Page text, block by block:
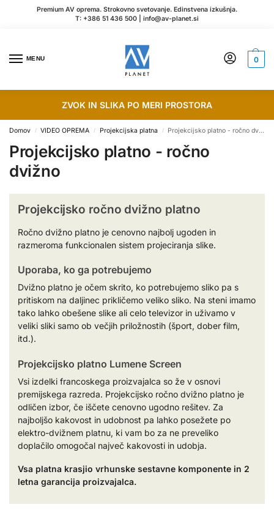
Premium AV oprema. Strokovno svetovanje. Edinstvena izkušnja.
T: +386 51 436 500 info@av-planet.si
MENU 0
ZVOK IN SLIKA PO MERI PROSTORA
Domov / VIDEO OPREMA / Projekcijska platna / Projekcijsko platno - ročno dvižno
Projekcijsko platno - ročno
dvižno
Projekcijsko ročno dvižno platno
Ročno dvižno platno je cenovno najbolj ugoden in
razmeroma funkcionalen sistem projeciranja slike.
Uporaba, ko ga potrebujemo
Dvižno platno je očem skrito, ko potrebujemo sliko pa s
pritiskom na daljinec prikličemo veliko sliko. Na steni imamo
tako lahko obešene slike ali celo televizor in uživamo v
veliki sliki samo ob večjih priložnostih (šport, dober film,
itd.).
Projekcijsko platno Lumene Screen
Vsi izdelki francoskega proizvajalca so že v osnovi
premijskega razreda. Projekcijsko ročno dvižno platno je
odličen izbor, če iščete cenovno ugodno rešitev. Za
najboljšo kakovost in udobnost pa lahko posežete po
elektro-dvižnem platnu, ki vam bo za ne preveliko
doplačilo omogočal največ kakovosti in udobja.
Vsa platna krasjio vrhunske sestavne komponente in 2
letna garancija proizvajalca.